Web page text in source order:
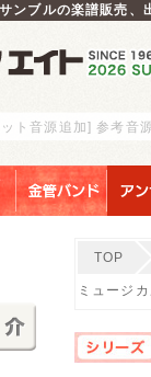
ンブルの楽譜販売、
ト音源追加] 参考音
TOP
ミュージ